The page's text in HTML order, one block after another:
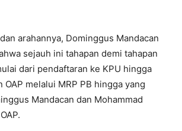
arahannya, Dominggus Mandacan
sejauh ini tahapan demi tahapan
dari pendaftaran ke KPU hingga
melalui MRP PB hingga yang
Mandacan dan Mohammad